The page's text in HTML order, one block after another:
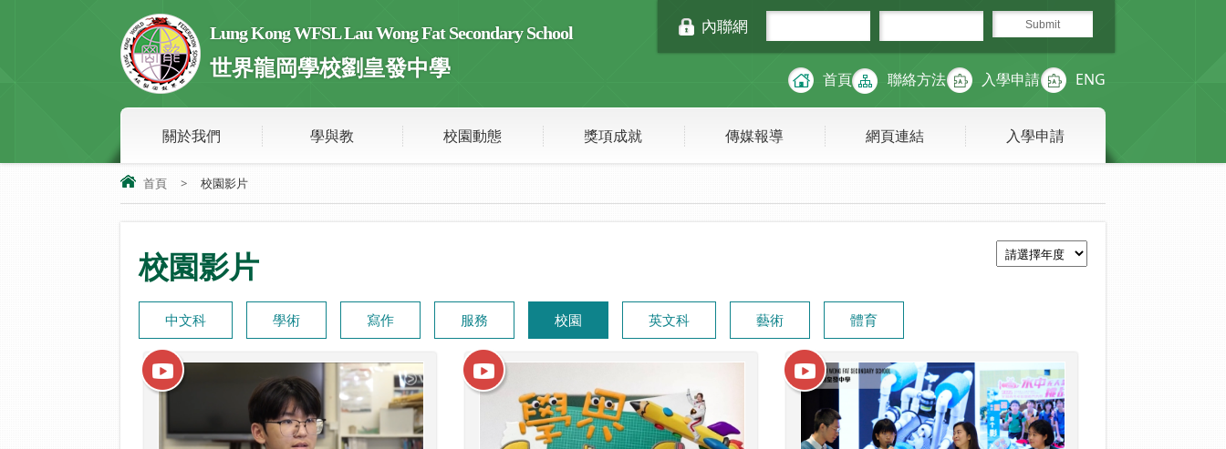
Lung Kong WFSL Lau Wong Fat Secondary School
世界龍岡學校劉皇發中學
內聯網
首頁 聯絡方法 入學申請 ENG
關於我們 學與教 校園動態 獎項成就 傳媒報導 網頁連結 入學申請
首頁 > 校園影片
校園影片
中文科 學術 寫作 服務 校園 英文科 藝術 體育